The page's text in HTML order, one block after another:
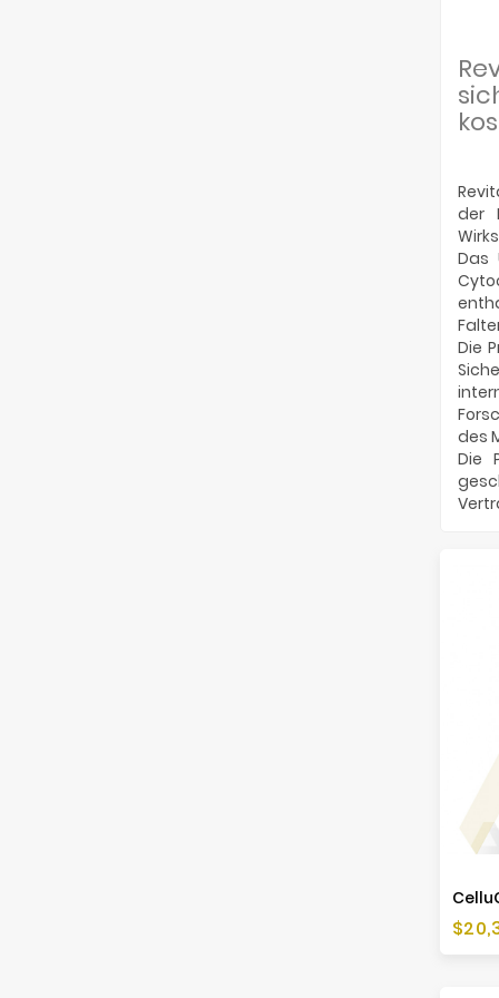
der
Das
Die
des
Die
Preis